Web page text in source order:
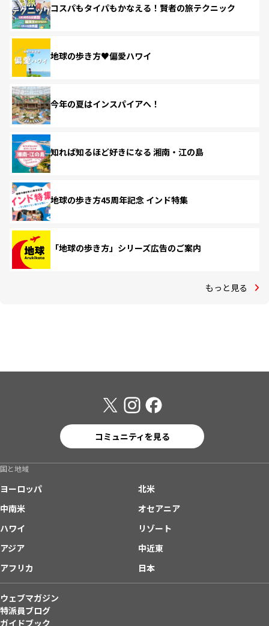
コスパもタイパもかなえる！賢者の旅テクニック
地球の歩き方♥偏愛ハワイ
今年の夏はインスパイアへ！
知れば知るほど好きになる 湘南・江の島
地球の歩き方45周年記念 インド特集
「地球の歩き方」シリーズ広告のご案内
もっと見る
コミュニティを見る
国と地域
ヨーロッパ
北米
中南米
オセアニア
ハワイ
リゾート
アジア
中近東
アフリカ
日本
ウェブマガジン
特派員ブログ
ガイドブック